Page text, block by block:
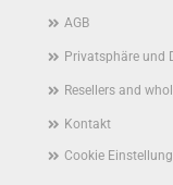
AGB
Privatsphäre und
Resellers and
Kontakt
Cookie